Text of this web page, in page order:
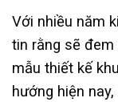
Với nhiều năm
tin rằng sẽ
mẫu thiết kế
hướng hiện